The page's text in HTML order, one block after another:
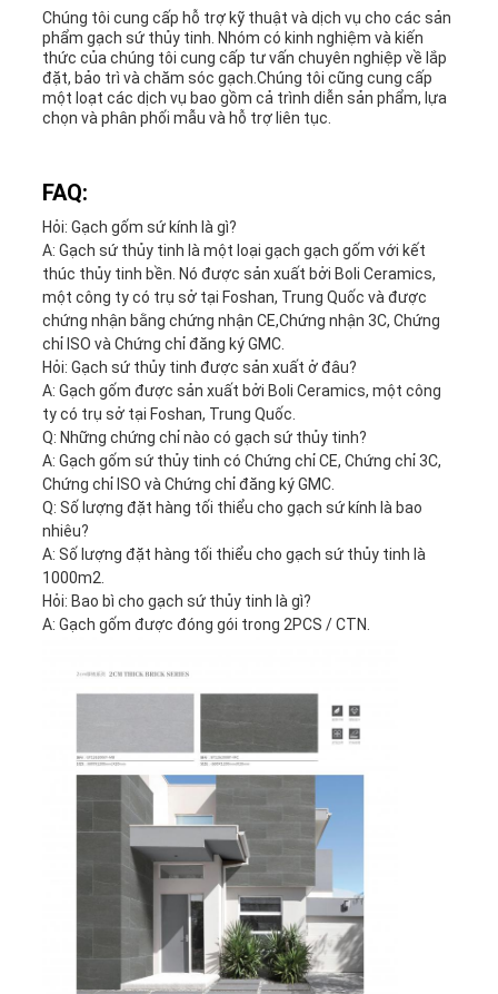
Chúng tôi cung cấp hỗ trợ kỹ thuật và dịch vụ cho các sản
phẩm gạch sứ thủy tinh. Nhóm có kinh nghiệm và kiến
thức của chúng tôi cung cấp tư vấn chuyên nghiệp về lắp
đặt, bảo trì và chăm sóc gạch.Chúng tôi cũng cung cấp
một loạt các dịch vụ bao gồm cả trình diễn sản phẩm, lựa
chọn và phân phối mẫu và hỗ trợ liên tục.
FAQ:
Hỏi: Gạch gốm sứ kính là gì?
A: Gạch sứ thủy tinh là một loại gạch gạch gốm với kết
thúc thủy tinh bền. Nó được sản xuất bởi Boli Ceramics,
một công ty có trụ sở tại Foshan, Trung Quốc và được
chứng nhận bằng chứng nhận CE,Chứng nhận 3C, Chứng
chỉ ISO và Chứng chỉ đăng ký GMC.
Hỏi: Gạch sứ thủy tinh được sản xuất ở đâu?
A: Gạch gốm được sản xuất bởi Boli Ceramics, một công
ty có trụ sở tại Foshan, Trung Quốc.
Q: Những chứng chỉ nào có gạch sứ thủy tinh?
A: Gạch gốm sứ thủy tinh có Chứng chỉ CE, Chứng chỉ 3C,
Chứng chỉ ISO và Chứng chỉ đăng ký GMC.
Q: Số lượng đặt hàng tối thiểu cho gạch sứ kính là bao
nhiêu?
A: Số lượng đặt hàng tối thiểu cho gạch sứ thủy tinh là
1000m2.
Hỏi: Bao bì cho gạch sứ thủy tinh là gì?
A: Gạch gốm được đóng gói trong 2PCS / CTN.